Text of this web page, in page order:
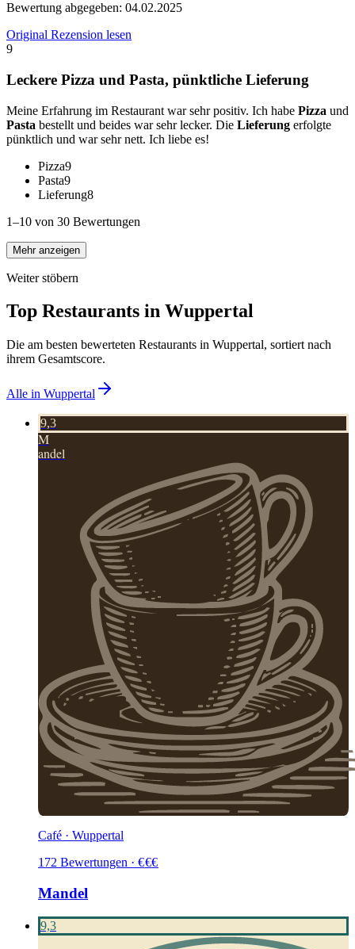
Bewertung abgegeben: 04.02.2025
Original Rezension lesen
9
Leckere Pizza und Pasta, pünktliche Lieferung
Meine Erfahrung im Restaurant war sehr positiv. Ich habe Pizza und
Pasta bestellt und beides war sehr lecker. Die Lieferung erfolgte
pünktlich und war sehr nett. Ich liebe es!
Pizza9
Pasta9
Lieferung8
1–10 von 30 Bewertungen
Mehr anzeigen
Weiter stöbern
Top Restaurants in Wuppertal
Die am besten bewerteten Restaurants in Wuppertal, sortiert nach
ihrem Gesamtscore.
Alle in Wuppertal
9,3
M
andel
Café · Wuppertal
172 Bewertungen · €€€
Mandel
9,3